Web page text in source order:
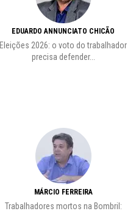
EDUARDO ANNUNCIATO CHICÃO
Eleições 2026: o voto do trabalhador
precisa defender...
MÁRCIO FERREIRA
Trabalhadores mortos na Bombril: